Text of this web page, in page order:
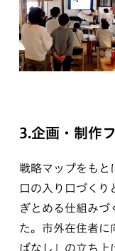
3.企画・制作
戦略マップをもと
口の入り口づくり
ぎとめる仕組みづ
た。市外在住者に
ばなし」の立ち上